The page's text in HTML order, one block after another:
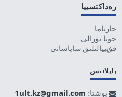
رەداكتسييا
جارناما
جوبا تۋرالى
قۇپييالىلىق ساياساتى
بايلانىس
پوشتا: 1ult.kz@gmail.com